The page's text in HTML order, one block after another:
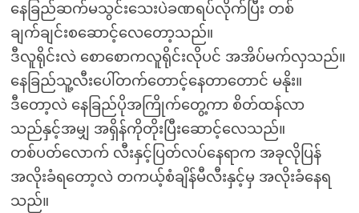
နေခြည်ဆက်မသွင်းသေးပဲခဏရပ်လိုက်ပြီး တစ်
ချက်ချင်းစဆောင့်လေတော့သည်။
ဒီလူရိုင်းလဲ စောစောကလူရိုင်းလိုပင် အအိပ်မက်လှသည်။
နေခြည်သူ့လီးပေါ်တက်တောင့်နေတာတောင် မနိုး။
ဒီတော့လဲ နေခြည်ပိုအကြိုက်တွေ့ကာ စိတ်ထန်လာ
သည်နှင့်အမျှ အရှိန်ကိုတိုးပြီးဆောင့်လေသည်။
တစ်ပတ်လောက် လီးနှင့်ပြတ်လပ်နေရာက အခုလိုပြန်
အလိုးခံရတော့လဲ တကယ့်စံချိန်မီလီးနှင့်မှ အလိုးခံနေရ
သည်။